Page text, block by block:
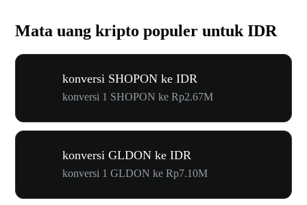
Mata uang kripto populer untuk IDR
konversi SHOPON ke IDR
konversi 1 SHOPON ke Rp2.67M
konversi GLDON ke IDR
konversi 1 GLDON ke Rp7.10M